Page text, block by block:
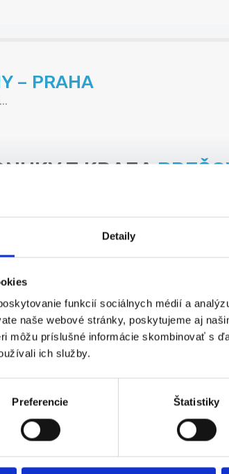
Detaily
funkcií sociálnych médií a
naše webové stránky, poskytujeme aj
môžu príslušné informácie skombinovať s
ich služby.
Preferencie Štatistiky
– PRAHA
Z KRAJA
|Doprava ...